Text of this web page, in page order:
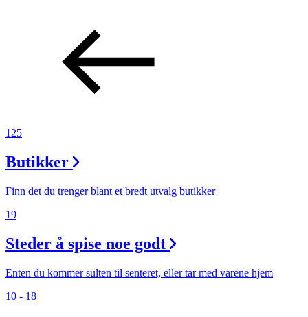
125
Butikker
Finn det du trenger blant et bredt utvalg butikker
19
Steder å spise noe godt
Enten du kommer sulten til senteret, eller tar med varene hjem
10 - 18